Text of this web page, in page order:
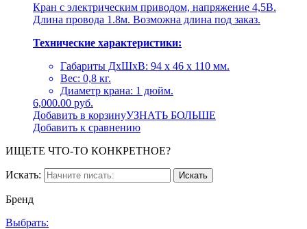
Кран с электрическим приводом, напряжение 4,5В.
Длина провода 1.8м. Возможна длина под заказ.
Технические характеристики:
Габариты ДхШхВ: 94 х 46 х 110 мм.
Вес: 0,8 кг.
Диаметр крана: 1 дюйм.
6,000.00 руб.
Добавить в корзинуУЗНАТЬ БОЛЬШЕ
Добавить к сравнению
ИЩЕТЕ ЧТО-ТО КОНКРЕТНОЕ?
Искать:
Бренд
Выбрать: